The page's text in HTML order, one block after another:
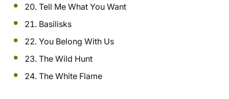
20. Tell Me What You Want
21. Basilisks
22. You Belong With Us
23. The Wild Hunt
24. The White Flame